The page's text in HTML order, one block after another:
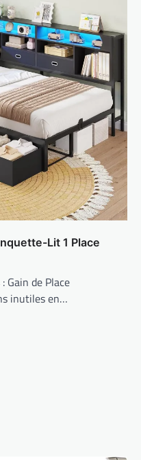
Lit 1 Place
Gain de Place
inutiles en…